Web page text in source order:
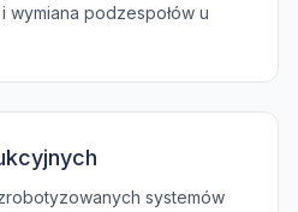
wymiana podzespołów u
systemów